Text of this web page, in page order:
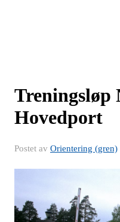
Treningsløp
Hovedport
Postet av Orientering (gren)